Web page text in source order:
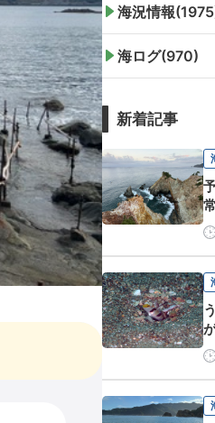
海況情報
海ログ(970)
新着記事